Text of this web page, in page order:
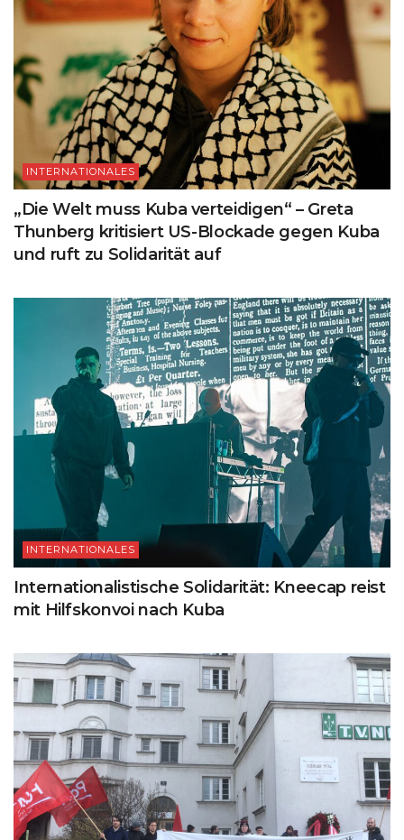
INTERNATIONALES
„Die Welt muss Kuba verteidigen“ – Greta
Thunberg kritisiert US-Blockade gegen Kuba
und ruft zu Solidarität auf
INTERNATIONALES
Internationalistische Solidarität: Kneecap reist
mit Hilfskonvoi nach Kuba